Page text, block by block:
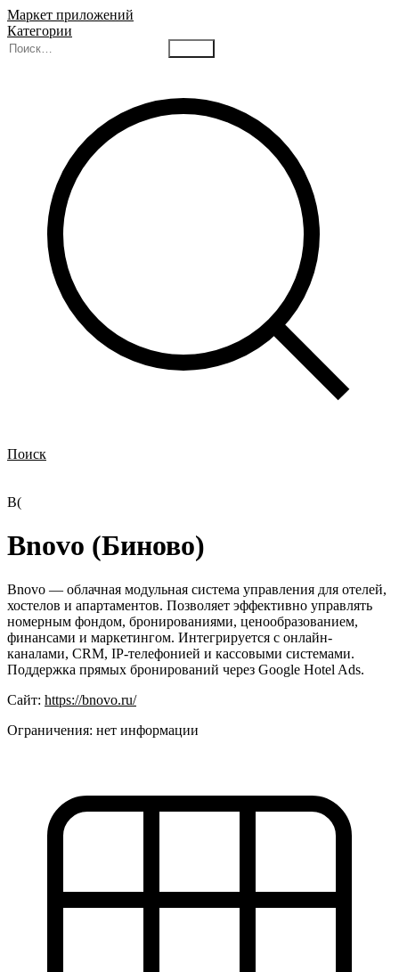
Маркет приложений
Категории
Поиск
B(
Bnovo (Биново)
Bnovo — облачная модульная система управления для отелей,
хостелов и апартаментов. Позволяет эффективно управлять
номерным фондом, бронированиями, ценообразованием,
финансами и маркетингом. Интегрируется с онлайн-
каналами, CRM, IP-телефонией и кассовыми системами.
Поддержка прямых бронирований через Google Hotel Ads.
Сайт: https://bnovo.ru/
Ограничения: нет информации